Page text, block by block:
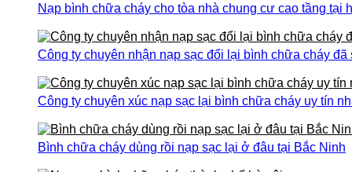
Nạp bình chữa cháy cho tòa nhà chung cư cao tầng tại
Công ty chuyên nhận nạp sạc đổi lại bình chữa cháy
Công ty chuyên xúc nạp sạc lại bình chữa cháy uy tín
Bình chữa cháy dùng rồi nạp sạc lại ở đâu tại Bắc Ninh